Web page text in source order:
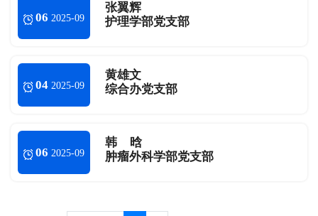
06 2025-09
张翼辉
护理学部党支部
04 2025-09
黄雄文
综合办党支部
06 2025-09
韩 晗
肿瘤外科学部党支部